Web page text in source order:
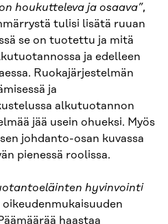
houkutteleva ja osaava”,
tulisi lisätä ruuan
se on tuotettu ja mitä
ja edelleen
Ruokajärjestelmän
ja
alkutuotannon
jää usein ohueksi. Myös
johdanto-osan kuvassa
pienessä roolissa.
hyvinvointi
oikeudenmukaisuuden
haastaa